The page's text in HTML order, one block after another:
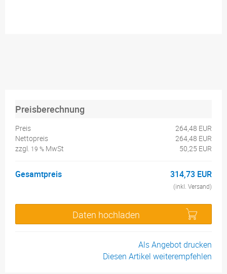
Preisberechnung
Preis
264,48 EUR
Nettopreis
264,48 EUR
zzgl. 19 % MwSt 50,25 EUR
Gesamtpreis 314,73 EUR
(inkl. Versand)
Daten hochladen
Als Angebot drucken
Diesen Artikel weiterempfehlen